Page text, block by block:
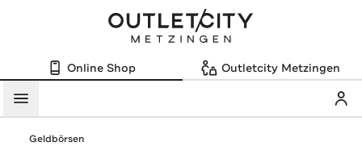
Online Shop Outletcity Metzingen
Menü
Geldbörsen